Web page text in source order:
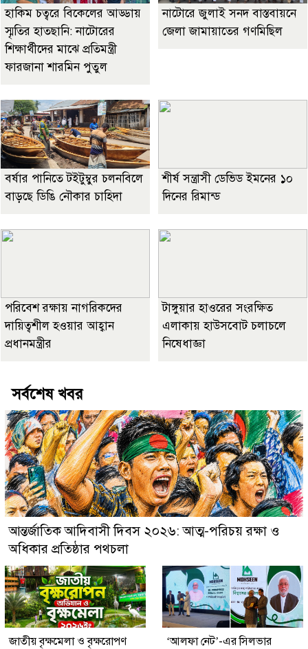
হাকিম চত্বরে বিকেলের আড্ডায়
স্মৃতির হাতছানি: নাটোরের
শিক্ষার্থীদের মাঝে প্রতিমন্ত্রী
ফারজানা শারমিন পুতুল
নাটোরে জুলাই সনদ বাস্তবায়নে
জেলা জামায়াতের গণমিছিল
বর্ষার পানিতে টইটুম্বুর চলনবিলে
বাড়ছে ডিঙি নৌকার চাহিদা
শীর্ষ সন্ত্রাসী ডেভিড ইমনের ১০
দিনের রিমান্ড
পরিবেশ রক্ষায় নাগরিকদের
দায়িত্বশীল হওয়ার আহ্বান
প্রধানমন্ত্রীর
টাঙ্গুয়ার হাওরের সংরক্ষিত
এলাকায় হাউসবোট চলাচলে
নিষেধাজ্ঞা
সর্বশেষ খবর
আন্তর্জাতিক আদিবাসী দিবস ২০২৬: আত্ম-পরিচয় রক্ষা ও
অধিকার প্রতিষ্ঠার পথচলা
জাতীয় বৃক্ষমেলা ও বৃক্ষরোপণ
‘আলফা নেট’-এর সিলভার